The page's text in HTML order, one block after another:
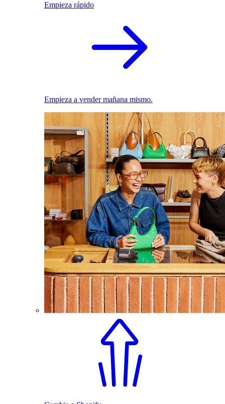
Empieza rápido
Empieza a vender mañana mismo.